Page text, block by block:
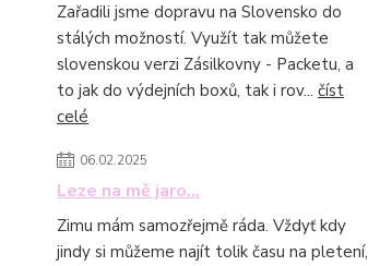
Zařadili jsme dopravu na Slovensko do
stálých možností. Využít tak můžete
slovenskou verzi Zásilkovny - Packetu, a
to jak do výdejních boxů, tak i rov... číst
celé
06.02.2025
Leze na mě jaro...
Zimu mám samozřejmě ráda. Vždyť kdy
jindy si můžeme najít tolik času na pletení,